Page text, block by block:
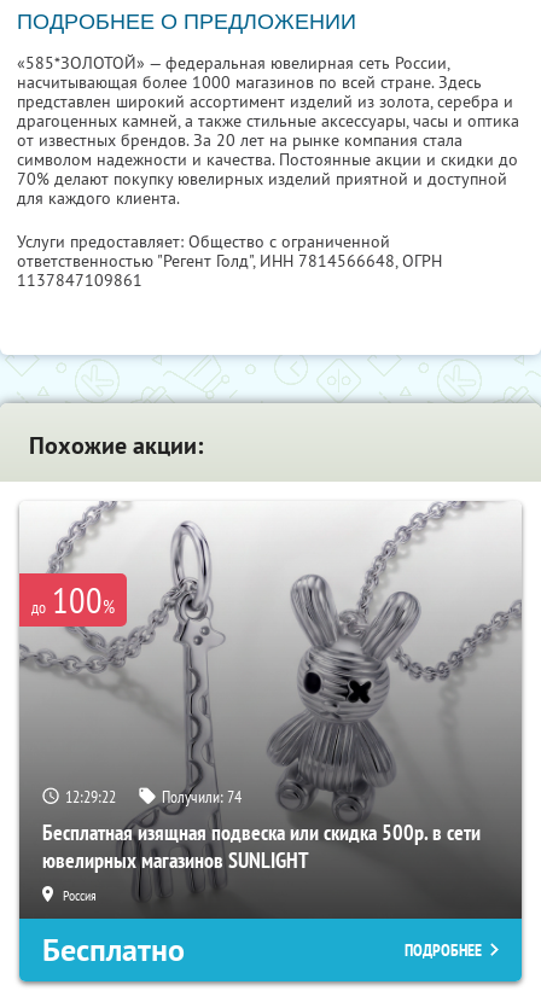
ПОДРОБНЕЕ О ПРЕДЛОЖЕНИИ
«585*ЗОЛОТОЙ» — федеральная ювелирная сеть России,
насчитывающая более 1000 магазинов по всей стране. Здесь
представлен широкий ассортимент изделий из золота, серебра и
драгоценных камней, а также стильные аксессуары, часы и оптика
от известных брендов. За 20 лет на рынке компания стала
символом надежности и качества. Постоянные акции и скидки до
70% делают покупку ювелирных изделий приятной и доступной
для каждого клиента.
Услуги предоставляет: Общество с ограниченной
ответственностью "Регент Голд", ИНН 7814566648, ОГРН
1137847109861
Похожие акции:
до 100%
12:29:21 Получили:74
Бесплатная изящная подвеска или скидка 500р. в сети
ювелирных магазинов SUNLIGHT
Россия
Бесплатно ПОДРОБНЕЕ